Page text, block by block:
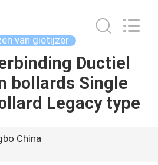
van gietijzer
Ductiel
bollards Single
Legacy type
China